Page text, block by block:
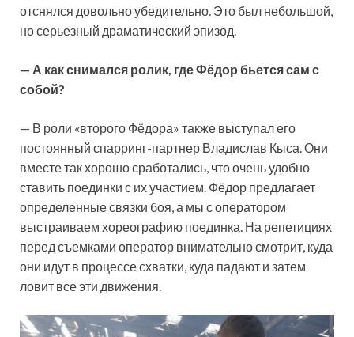
отснялся довольно убедительно. Это был небольшой,
но серьезный драматический эпизод.
— А как снимался ролик, где Фёдор бьется сам с
собой?
— В роли «второго Фёдора» также выступал его
постоянный спарринг-партнер Владислав Кыса. Они
вместе так хорошо сработались, что очень удобно
ставить поединки с их участием. Фёдор предлагает
определенные связки боя, а мы с оператором
выстраиваем хореографию поединка. На репетициях
перед съемками оператор внимательно смотрит, куда
они идут в процессе схватки, куда падают и затем
ловит все эти движения.